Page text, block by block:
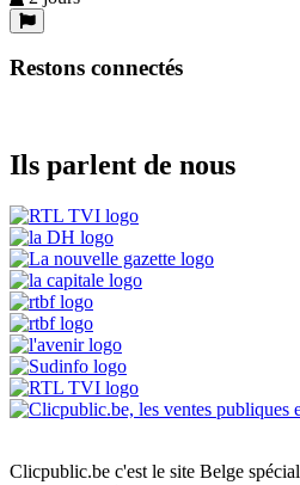
Restons connectés
Ils parlent de nous
Clicpublic.be c'est le site Belge